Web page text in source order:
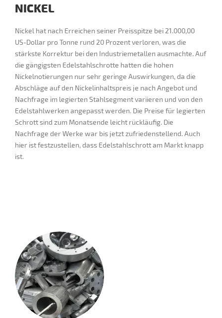
NICKEL
Nickel hat nach Erreichen seiner Preisspitze bei 21.000,00
US-Dollar pro Tonne rund 20 Prozent verloren, was die
stärkste Korrektur bei den Industriemetallen ausmachte. Auf
die gängigsten Edelstahlschrotte hatten die hohen
Nickelnotierungen nur sehr geringe Auswirkungen, da die
Abschläge auf den Nickelinhaltspreis je nach Angebot und
Nachfrage im legierten Stahlsegment variieren und von den
Edelstahlwerken angepasst werden. Die Preise für legierten
Schrott sind zum Monatsende leicht rückläufig. Die
Nachfrage der Werke war bis jetzt zufriedenstellend. Auch
hier ist festzustellen, dass Edelstahlschrott am Markt knapp
ist.